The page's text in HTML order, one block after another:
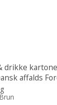
drikke
affalds